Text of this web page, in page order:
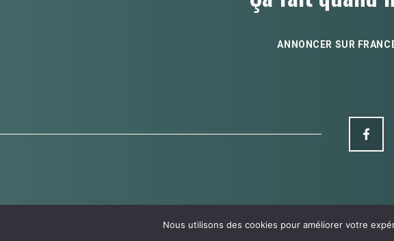
ANNONCER SUR
Nous utilisons des cookies pour améliorer votre